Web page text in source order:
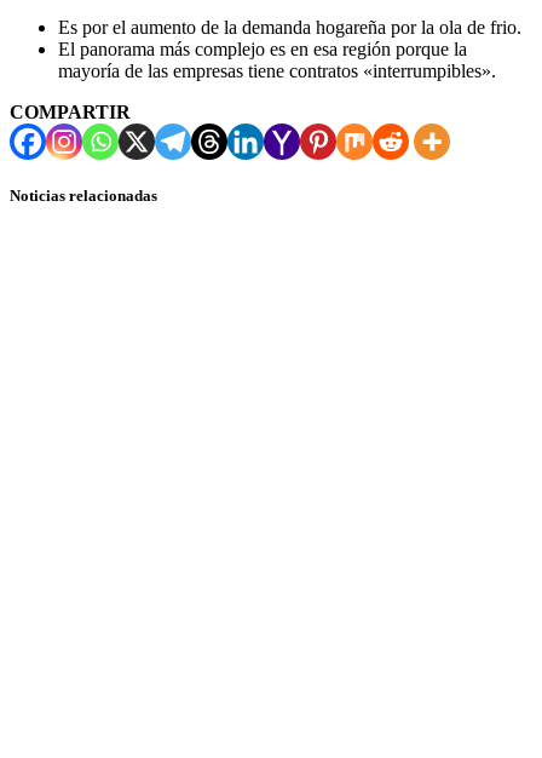
Es por el aumento de la demanda hogareña por la ola de frio.
El panorama más complejo es en esa región porque la
mayoría de las empresas tiene contratos «interrumpibles».
COMPARTIR
Noticias relacionadas